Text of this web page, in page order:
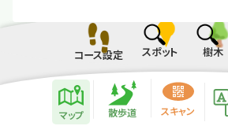
コース設定 スポット 樹木
マップ 散歩道 スキャン
散歩道紹介ページ
緑地紹介情報